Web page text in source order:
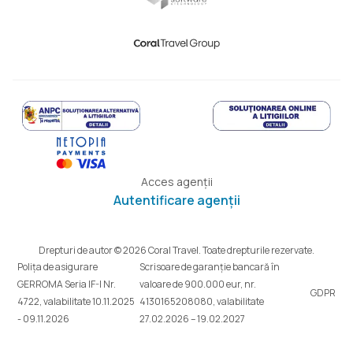
Acces agenții
Autentificare agenții
Drepturi de autor © 2026 Coral Travel. Toate drepturile rezervate.
Polița de asigurare
GERROMA Seria IF-I Nr.
4722, valabilitate 10.11.2025
- 09.11.2026
Scrisoare de garanție bancară în
valoare de 900.000 eur, nr.
4130165208080, valabilitate
27.02.2026 – 19.02.2027
GDPR